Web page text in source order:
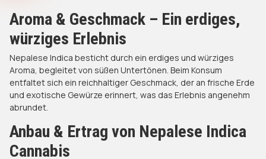
Aroma & Geschmack – Ein erdiges,
würziges Erlebnis
Nepalese Indica besticht durch ein erdiges und würziges
Aroma, begleitet von süßen Untertönen. Beim Konsum
entfaltet sich ein reichhaltiger Geschmack, der an frische Erde
und exotische Gewürze erinnert, was das Erlebnis angenehm
abrundet.
Anbau & Ertrag von Nepalese Indica
Cannabis